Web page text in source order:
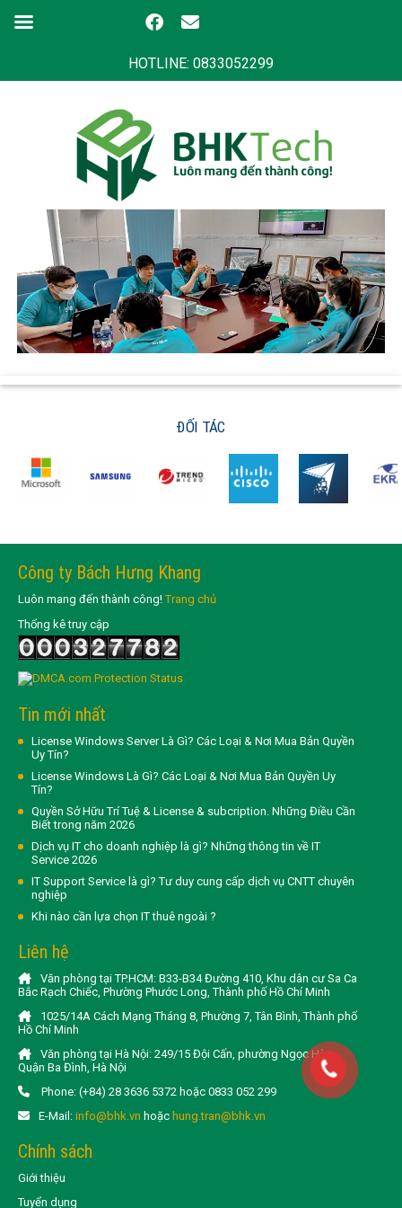
HOTLINE: 0833052299
ĐỐI TÁC
Công ty Bách Hưng Khang
Luôn mang đến thành công!Trang chủ
Thống kê truy cập
Tin mới nhất
License Windows Server Là Gì? Các Loại & Nơi Mua Bản Quyền
Uy Tín?
License Windows Là Gì? Các Loại & Nơi Mua Bản Quyền Uy
Tín?
Quyền Sở Hữu Trí Tuệ & License & subcription. Những Điều Cần
Biết trong năm 2026
Dịch vụ IT cho doanh nghiệp là gì? Những thông tin về IT
Service 2026
IT Support Service là gì? Tư duy cung cấp dịch vụ CNTT chuyên
nghiệp
Khi nào cần lựa chọn IT thuê ngoài ?
Liên hệ
Văn phòng tại TP.HCM: B33-B34 Đường 410, Khu dân cư Sa Ca
Bắc Rạch Chiếc, Phường Phước Long, Thành phố Hồ Chí Minh
1025/14A Cách Mạng Tháng 8, Phường 7, Tân Bình, Thành phố
Hồ Chí Minh
Văn phòng tại Hà Nội: 249/15 Đội Cấn, phường Ngọc Hà,
Quận Ba Đình, Hà Nội
Phone: (+84) 28 3636 5372 hoặc 0833 052 299
E-Mail: info@bhk.vn hoặc hung.tran@bhk.vn
Chính sách
Giới thiệu
Tuyển dụng